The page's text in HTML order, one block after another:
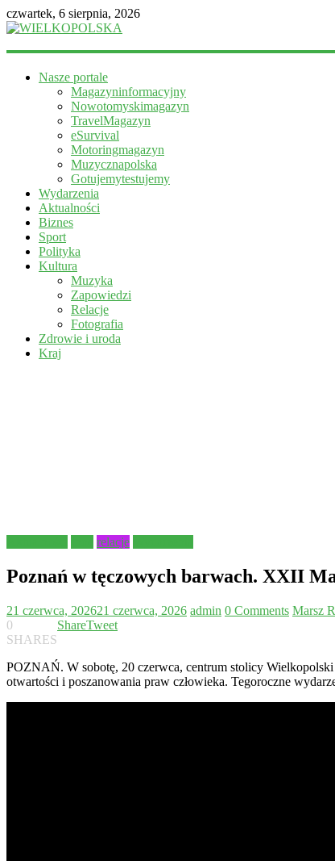
czwartek, 6 sierpnia, 2026
WIELKOPOLSKA
informacyjny
Nasze portale
Magazyninformacyjny
Nowotomyskimagazyn
TravelMagazyn
eSurvival
Motoringmagazyn
Muzycznapolska
Gotujemytestujemy
Wydarzenia
Aktualności
Biznes
Sport
Polityka
Kultura
Muzyka
Zapowiedzi
Relacje
Fotografia
Zdrowie i uroda
Kraj
relacje
Poznań w tęczowych barwach. XXII
21 czerwca, 202621 czerwca, 2026 admin 0 Comments Marsz
0
SHARES
ShareTweet
POZNAŃ. W sobotę, 20 czerwca, centrum stolicy
otwartości i poszanowania praw człowieka. Tegoroczne